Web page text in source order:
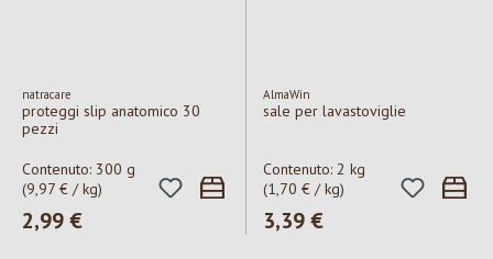
natracare
proteggi slip anatomico 30
pezzi
Contenuto: 300 g
(9,97 € / kg)
Prezzo normale:
2,99 €
AlmaWin
sale per lavastoviglie
Contenuto: 2 kg
(1,70 € / kg)
Prezzo normale:
3,39 €